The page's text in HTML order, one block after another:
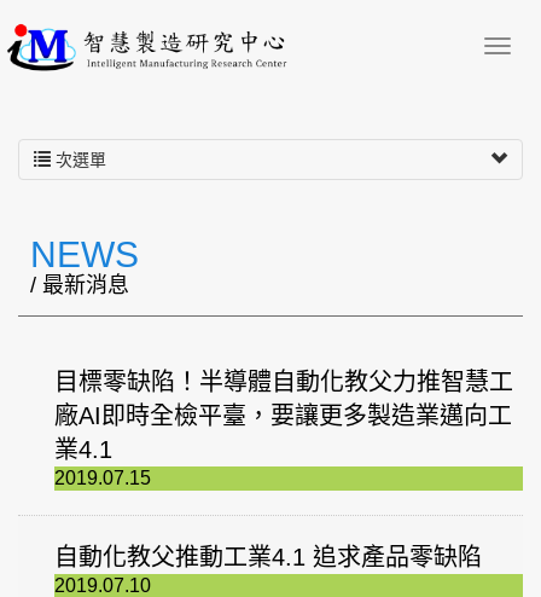
次選單
NEWS
/ 最新消息
目標零缺陷！半導體自動化教父力推智慧工
廠AI即時全檢平臺，要讓更多製造業邁向工
業4.1
2019.07.15
自動化教父推動工業4.1 追求產品零缺陷
2019.07.10